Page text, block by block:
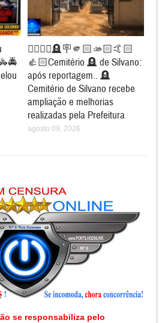
👉🏻👏🏻🪦🪧🫵🏻🫴🏻🤙🏻
👍🏻Cemitério 🪦 de Silvano:
após reportagem.. 🪦
Cemitério de Silvano recebe
ampliação e melhorias
realizadas pela Prefeitura
agosto 09, 2026
se responsabiliza pelo